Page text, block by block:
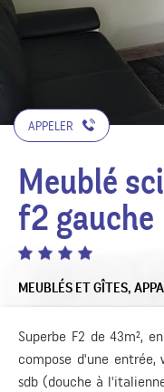
APPELER
Meublé
f2 gauche
MEUBLÉS ET GÎTES,
Superbe F2 de 43m²,
compose d'une entrée,
sdb (douche à